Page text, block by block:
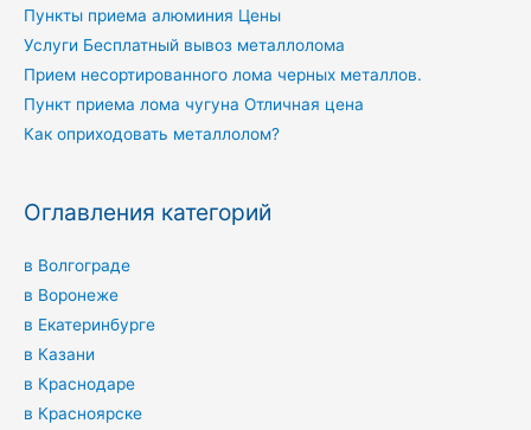
Пункты приема алюминия Цены
Услуги Бесплатный вывоз металлолома
Прием несортированного лома черных металлов.
Пункт приема лома чугуна Отличная цена
Как оприходовать металлолом?
Оглавления категорий
в Волгограде
в Воронеже
в Екатеринбурге
в Казани
в Краснодаре
в Красноярске